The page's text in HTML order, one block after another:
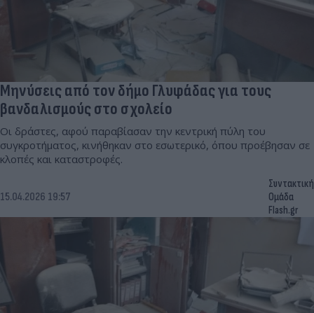
Μηνύσεις από τον δήμο Γλυφάδας για τους
βανδαλισμούς στο σχολείο
Οι δράστες, αφού παραβίασαν την κεντρική πύλη του
συγκροτήματος, κινήθηκαν στο εσωτερικό, όπου προέβησαν σε
κλοπές και καταστροφές.
15.04.2026 19:57
Συντακτική
Ομάδα
Flash.gr